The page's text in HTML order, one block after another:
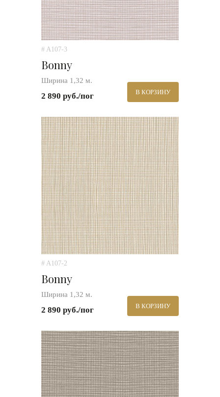
# A107-3
Bonny
Ширина 1,32 м.
2 890 руб./пог В КОРЗИНУ
# A107-2
Bonny
Ширина 1,32 м.
2 890 руб./пог В КОРЗИНУ